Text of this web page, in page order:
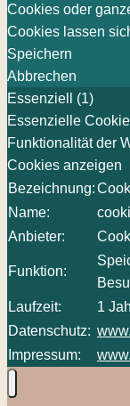
Cookies oder
Cookies lassen
Speichern
Abbrechen
Essenziell (1)
Essenzielle
Funktionalität der
Cookies anzeigen
Bezeichnung:
Name:
Anbieter:
Funktion:
Laufzeit:
1
Datenschutz:
Impressum: